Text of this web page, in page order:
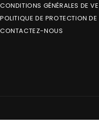
CONDITIONS GÉNÉRALES DE
POLITIQUE DE PROTECTION DE
CONTACTEZ-NOUS